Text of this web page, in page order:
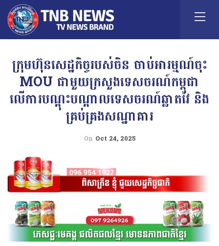
ក្រុមហ៊ុនសេដ្ឋកិច្ចរបស់ចិន ចាប់អារម្មណ៍ចុះ
MOU ជាមួយក្រសួងទេសចរណ៍កម្ពុជា
លើការបណ្តុះបណ្តាលទេសចរណ៍ឆ្លាតវៃ និង
គ្រប់គ្រងសណ្ឋាគារ
On Oct 24, 2025